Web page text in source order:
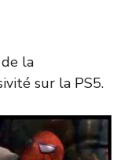
la
sur la PS5.